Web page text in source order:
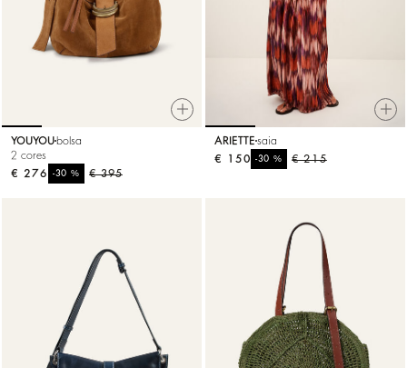
YOUYOU bolsa
2 cores
€ 395
-30%
€ 276
ARIETTE saia
€ 215
-30%
€ 150